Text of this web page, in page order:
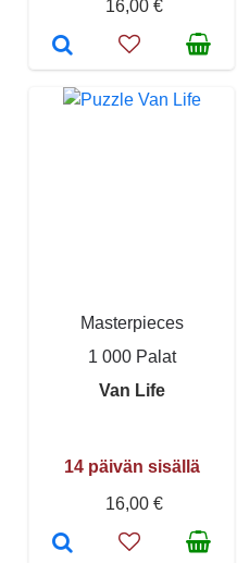
16,00 €
Masterpieces
1 000 Palat
Van Life
14 päivän sisällä
16,00 €